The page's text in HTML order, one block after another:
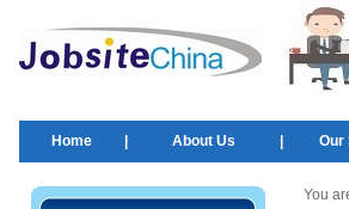
Home About Us Our
You